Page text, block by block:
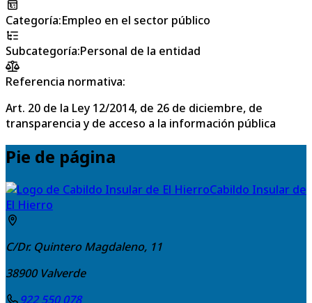
Categoría:Empleo en el sector público
Subcategoría:Personal de la entidad
Referencia normativa:
Art. 20 de la Ley 12/2014, de 26 de diciembre, de
transparencia y de acceso a la información pública
Pie de página
Cabildo Insular de
El Hierro
C/Dr. Quintero Magdaleno, 11
38900 Valverde
922 550 078